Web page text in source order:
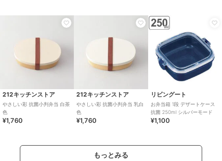
212キッチンストア
やさしい彩 抗菌小判弁当 白茶
色
¥1,760
212キッチンストア
やさしい彩 抗菌小判弁当 乳白
色
¥1,760
リビングート
お弁当箱 1段 デザートケース
抗菌 250ml シルバーモード
¥1,100
もっとみる